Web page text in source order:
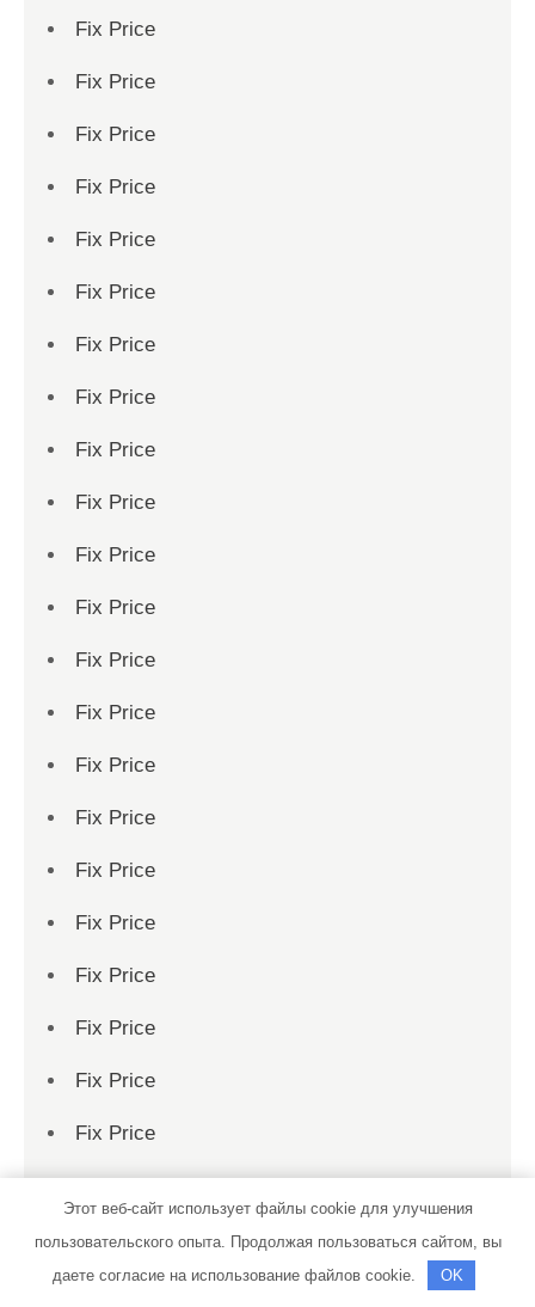
Fix Price
Fix Price
Fix Price
Fix Price
Fix Price
Fix Price
Fix Price
Fix Price
Fix Price
Fix Price
Fix Price
Fix Price
Fix Price
Fix Price
Fix Price
Fix Price
Fix Price
Fix Price
Fix Price
Fix Price
Fix Price
Fix Price
Fix Price
Fix Price
Этот веб-сайт использует файлы cookie для улучшения
пользовательского опыта. Продолжая пользоваться сайтом, вы
даете согласие на использование файлов cookie.
OK